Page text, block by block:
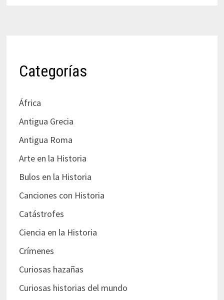
Categorías
África
Antigua Grecia
Antigua Roma
Arte en la Historia
Bulos en la Historia
Canciones con Historia
Catástrofes
Ciencia en la Historia
Crímenes
Curiosas hazañas
Curiosas historias del mundo